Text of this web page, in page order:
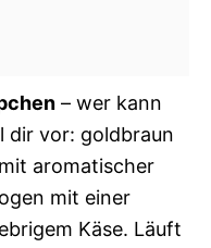
– wer kann
dir vor: goldbraun
aromatischer
mit einer
Käse. Läuft